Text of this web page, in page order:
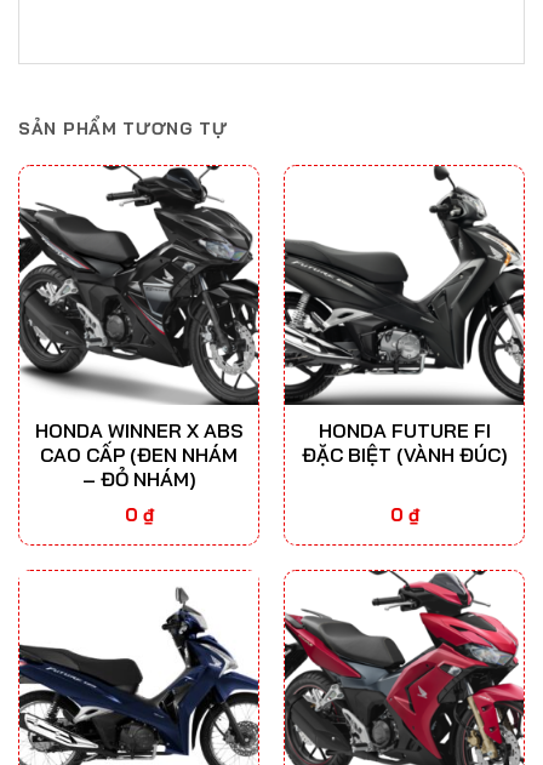
SẢN PHẨM TƯƠNG TỰ
HONDA WINNER X ABS
CAO CẤP (ĐEN NHÁM
– ĐỎ NHÁM)
0 ₫
HONDA FUTURE FI
ĐẶC BIỆT (VÀNH ĐÚC)
0 ₫